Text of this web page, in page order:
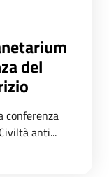
del
conferenza
anti...